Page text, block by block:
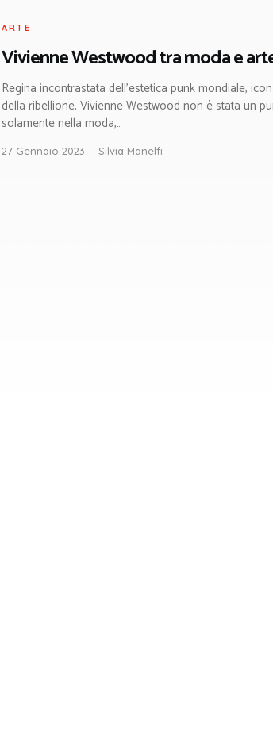
ARTE
Vivienne Westwood tra moda e
Regina incontrastata dell’estetica punk mondiale,
della ribellione, Vivienne Westwood non è stata un
solamente nella moda,…
27 Gennaio 2023 Silvia Manelfi